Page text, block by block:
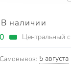
В наличии
Центральный
Самовывоз: 5 августа